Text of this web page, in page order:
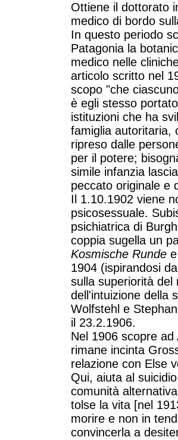
Ottiene il dottorato
medico di bordo
In questo periodo
Patagonia la
medico nelle
articolo scritto nel
scopo "che
è egli stesso
istituzioni che ha
famiglia autoritaria,
ripreso dalle
per il potere;
simile infanzia
peccato originale e
Il 1.10.1902 viene
psicosessuale.
psichiatrica di
coppia sugella un
Kosmische Runde
1904 (ispirandosi
sulla superiorità
dell'intuizione della
Wolfstehl e
il 23.2.1906.
Nel 1906 scopre
rimane incinta
relazione con Else
Qui, aiuta al
comunità
tolse la vita [nel
morire e non in
convincerla a